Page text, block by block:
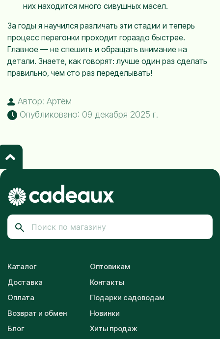
них находится много сивушных масел.
За годы я научился различать эти стадии и теперь
процесс перегонки проходит гораздо быстрее.
Главное — не спешить и обращать внимание на
детали. Знаете, как говорят: лучше один раз сделать
правильно, чем сто раз переделывать!
Автор: Артём
Опубликовано: 09 декабря 2025 г.
Каталог
Доставка
Оплата
Возврат и обмен
Блог
Оптовикам
Контакты
Подарки садоводам
Новинки
Хиты продаж